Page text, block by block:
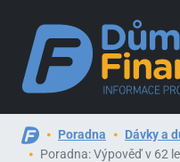
Poradna Dávky a
Poradna: Výpověď v 62